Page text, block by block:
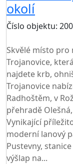
okolí
Číslo objektu:
Skvělé místo
Trojanovice,
najdete krb,
Trojanovice
Radhoštěm, v
přehradě
Vynikající
moderní lanový
Pustevny,
výšlap na...